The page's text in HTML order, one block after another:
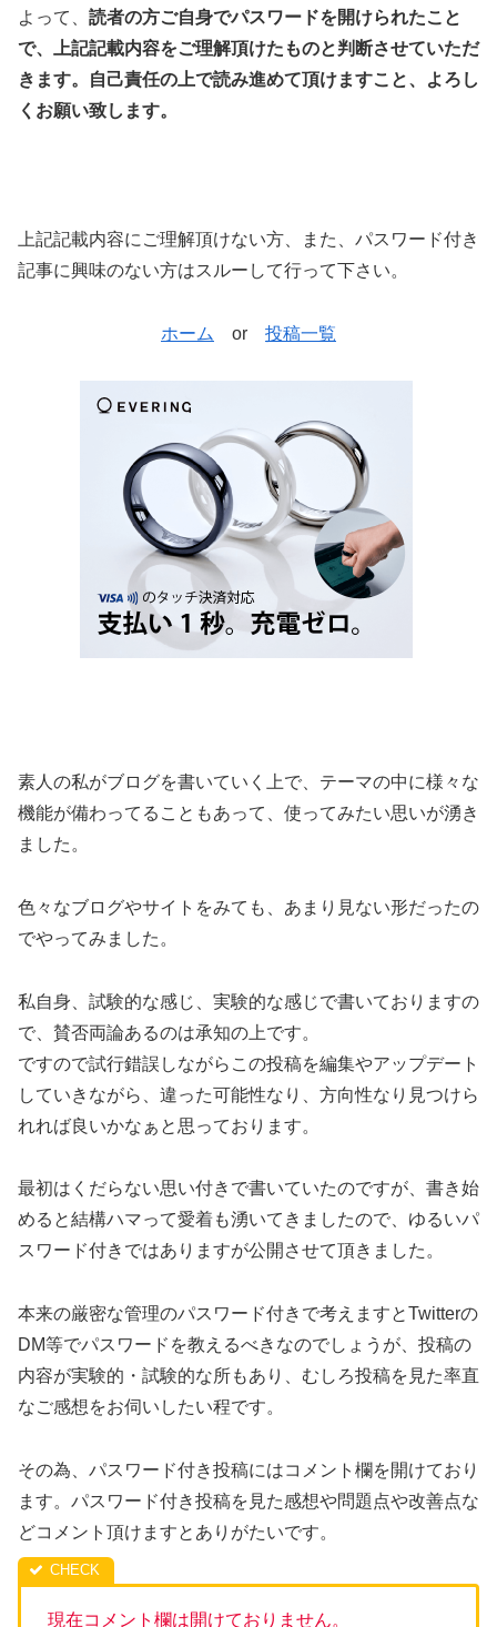
よって、 読者の方ご自身でパスワードを開けられたこと
で、上記記載内容をご理解頂けたものと判断させていただ
きます。自己責任の上で読み進めて頂けますこと、よろし
くお願い致します。
上記記載内容にご理解頂けない方、また、パスワード付き
記事に興味のない方はスルーして行って下さい。
ホーム or 投稿一覧
素人の私がブログを書いていく上で、テーマの中に様々な
機能が備わってることもあって、使ってみたい思いが湧き
ました。
色々なブログやサイトをみても、あまり見ない形だったの
でやってみました。
私自身、試験的な感じ、実験的な感じで書いておりますの
で、賛否両論あるのは承知の上です。
ですので試行錯誤しながらこの投稿を編集やアップデート
していきながら、違った可能性なり、方向性なり見つけら
れれば良いかなぁと思っております。
最初はくだらない思い付きで書いていたのですが、書き始
めると結構ハマって愛着も湧いてきましたので、ゆるいパ
スワード付きではありますが公開させて頂きました。
本来の厳密な管理のパスワード付きで考えますとTwitterの
DM等でパスワードを教えるべきなのでしょうが、投稿の
内容が実験的・試験的な所もあり、むしろ投稿を見た率直
なご感想をお伺いしたい程です。
その為、パスワード付き投稿にはコメント欄を開けており
ます。パスワード付き投稿を見た感想や問題点や改善点な
どコメント頂けますとありがたいです。
現在コメント欄は開けておりません。